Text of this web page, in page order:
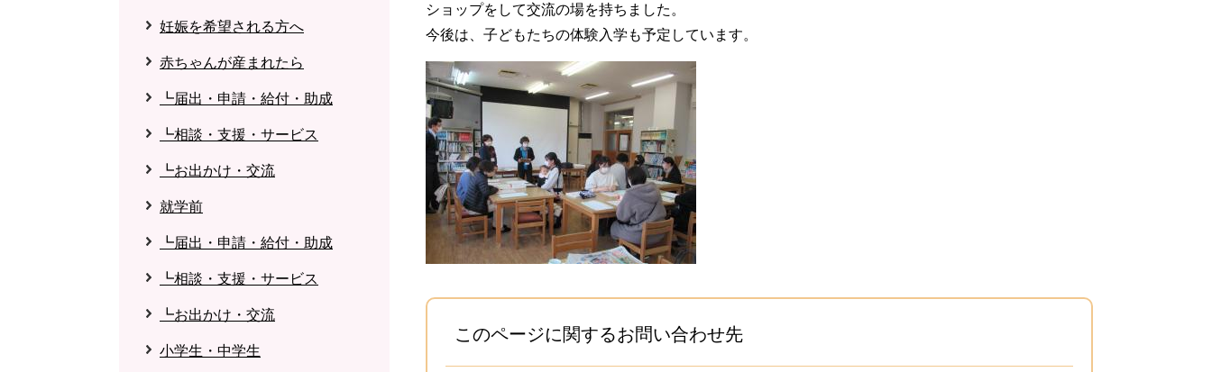
ショップをして交流の場を持ちました。
今後は、子どもたちの体験入学も予定しています。
このページに関するお問い合わせ先
妊娠を希望される方へ
赤ちゃんが産まれたら
┗届出・申請・給付・助成
┗相談・支援・サービス
┗お出かけ・交流
就学前
┗届出・申請・給付・助成
┗相談・支援・サービス
┗お出かけ・交流
小学生・中学生